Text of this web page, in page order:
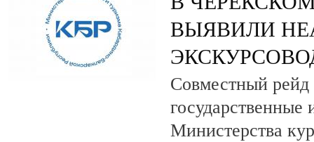
ВЫЯВИЛИ
Совместный рейд
государственные
Министерства